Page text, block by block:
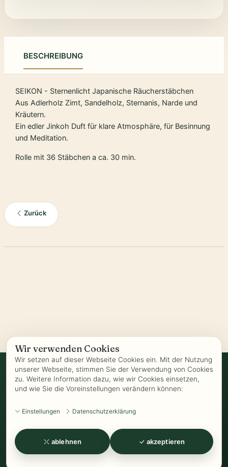
Wir verwenden Cookies
Wir setzen auf dieser Webseite Cookies ein. Mit der Nutzung
unserer Webseite, stimmen Sie der Verwendung von Cookies
zu. Weitere Information dazu, wie wir Cookies einsetzen,
und wie Sie die Voreinstellungen verändern können:
Einstellungen Datenschutzerklärung
ablehnen akzeptieren
BESCHREIBUNG
SEIKON - Sternenlicht Japanische Räucherstäbchen
Aus Adlerholz Zimt, Sandelholz, Sternanis, Narde und
Kräutern.
Ein edler Jinkoh Duft für klare Atmosphäre, für Besinnung
und Meditation.
Rolle mit 36 Stäbchen a ca. 30 min.
Zurück
Vertrag widerrufen
AGB Biozertifizierung - Datenschutz
Widerrufsformular-Zahlung
www.Kathrins-Teeladen.de -www.Kathrins-Teeshop.de